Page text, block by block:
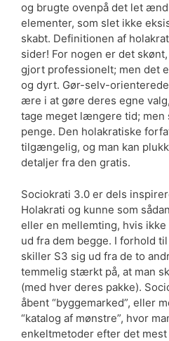
og brugte ovenpå det let
elementer, som slet ikke
skabt. Definitionen af
sider! For nogen er det
gjort professionelt; men det
og dyrt. Gør-selv-
ære i at gøre deres egne
tage meget længere tid; men
penge. Den holakratiske
tilgængelig, og man kan
detaljer fra den gratis.
Sociokrati 3.0 er dels
Holakrati og kunne som
eller en mellemting, hvis
ud fra dem begge. I forhold
skiller S3 sig ud fra de to
temmelig stærkt på, at man
(med hver deres pakke).
åbent “byggemarked”, eller
“katalog af mønstre”, hvor
enkeltmetoder efter det